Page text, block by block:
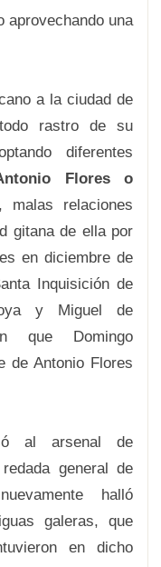
aprovechando una
a la ciudad de
rastro de su
diferentes
Flores o
relaciones
gitana de ella por
en diciembre de
Inquisición de
y Miguel de
que Domingo
de Antonio Flores
al arsenal de
general de
halló
galeras, que
en dicho